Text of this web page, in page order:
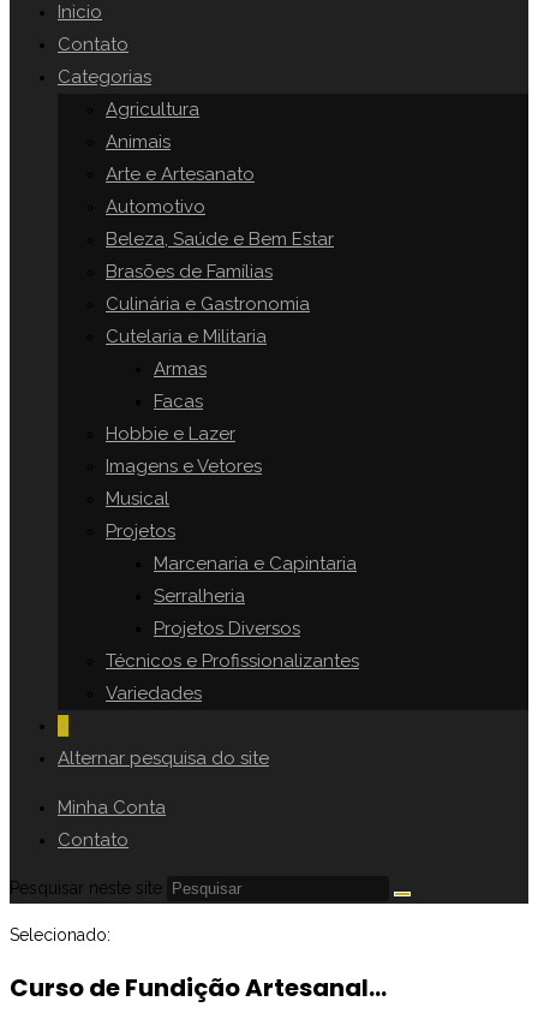
Inicio
Contato
Categorias
Agricultura
Animais
Arte e Artesanato
Automotivo
Beleza, Saúde e Bem Estar
Brasões de Famílias
Culinária e Gastronomia
Cutelaria e Militaria
Armas
Facas
Hobbie e Lazer
Imagens e Vetores
Musical
Projetos
Marcenaria e Capintaria
Serralheria
Projetos Diversos
Técnicos e Profissionalizantes
Variedades
0
Alternar pesquisa do site
Minha Conta
Contato
Pesquisar neste site
Selecionado:
Curso de Fundição Artesanal…